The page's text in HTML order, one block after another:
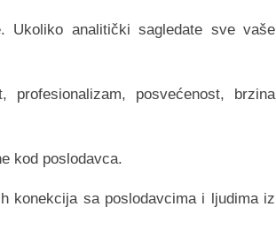
Ukoliko analitički sagledate sve vaše
posvećenost, brzina
kod poslodavca.
konekcija sa poslodavcima i ljudima iz